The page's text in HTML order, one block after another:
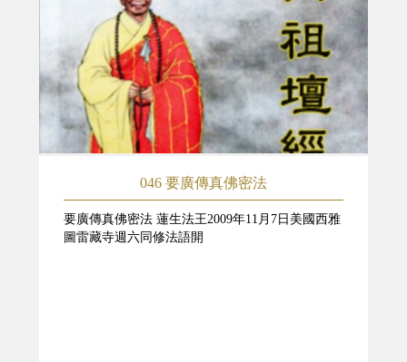
046 要廣傳真佛密法
要廣傳真佛密法 蓮生法王2009年11月7日美國西雅
圖雷藏寺週六同修法語開